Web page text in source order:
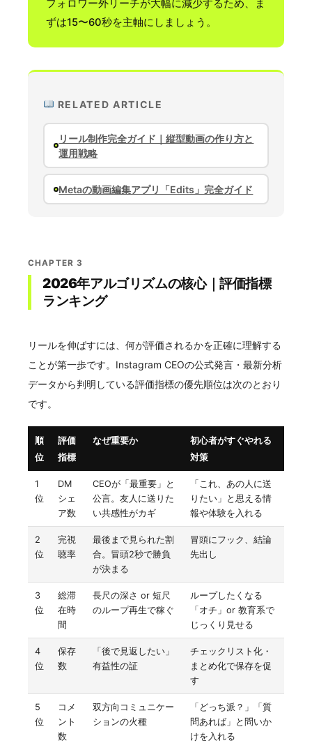
フォロワー外リーチが大幅に減少するため、ま
ずは15〜60秒を主軸にしましょう。
RELATED ARTICLE
リール制作完全ガイド｜縦型動画の作り方と
運用戦略
Metaの動画編集アプリ「Edits」完全ガイド
CHAPTER 3
2026年アルゴリズムの核心｜評価指標
ランキング
リールを伸ばすには、何が評価されるかを正確に理解する
ことが第一歩です。Instagram CEOの公式発言・最新分析
データから判明している評価指標の優先順位は次のとおり
です。
順
位
評価
指標
なぜ重要か
初心者がすぐやれる
対策
1
位
DM
シェ
ア数
CEOが「最重要」と
公言。友人に送りた
い共感性がカギ
「これ、あの人に送
りたい」と思える情
報や体験を入れる
2
位
完視
聴率
最後まで見られた割
合。冒頭2秒で勝負
が決まる
冒頭にフック、結論
先出し
3
位
総滞
在時
間
長尺の深さ or 短尺
のループ再生で稼ぐ
ループしたくなる
「オチ」or 教育系で
じっくり見せる
4
位
保存
数
「後で見返したい」
有益性の証
チェックリスト化・
まとめ化で保存を促
す
5
位
コメ
ント
数
双方向コミュニケー
ションの火種
「どっち派？」「質
問あれば」と問いか
けを入れる